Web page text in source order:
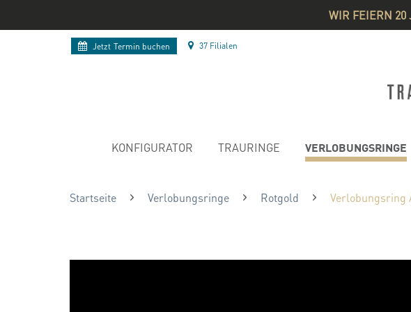
WIR FEIERN 20
Jetzt Termin buchen 37 Filialen
KONFIGURATOR TRAURINGE VERLOBUNGSRINGE
Startseite Verlobungsringe Rotgold Verlobungsring